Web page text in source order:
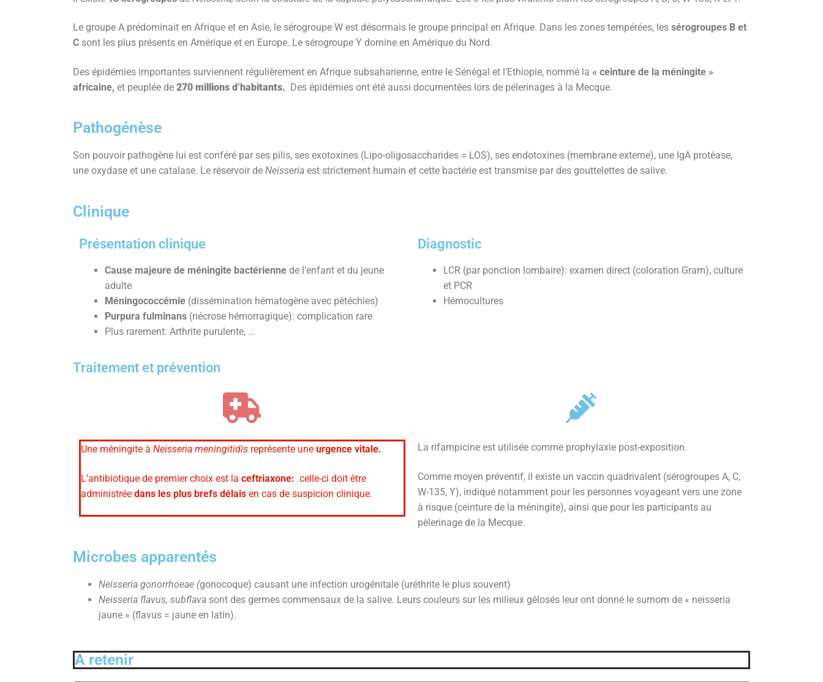
Le groupe A prédominait en Afrique et en Asie, le sérogroupe W est désormais le groupe principal en Afrique. Dans les zones tempérées, les sérogroupes B et
C sont les plus présents en Amérique et en Europe. Le sérogroupe Y domine en Amérique du Nord.
Des épidémies importantes surviennent régulièrement en Afrique subsaharienne, entre le Sénégal et l’Ethiopie, nommé la « ceinture de la méningite »
africaine, et peuplée de 270 millions d’habitants. Des épidémies ont été aussi documentées lors de pélerinages à la Mecque.
Pathogénèse
Son pouvoir pathogène lui est conféré par ses pilis, ses exotoxines (Lipo-oligosaccharides = LOS), ses endotoxines (membrane externe), une IgA protéase,
une oxydase et une catalase. Le réservoir de Neisseria est strictement humain et cette bactérie est transmise par des gouttelettes de salive.
Clinique
Présentation clinique
Cause majeure de méningite bactériennede l’enfant et du jeune
adulte
Méningococcémie(dissémination hématogène avec pétéchies)
Purpura fulminans(nécrose hémorragique): complication rare
Plus rarement: Arthrite purulente, …
Diagnostic
LCR (par ponction lombaire): examen direct (coloration Gram), culture
et PCR
Hémocultures
Traitement et prévention
Une méningite à Neisseria meningitidis représente une urgence vitale.
L’antibiotique de premier choix est la ceftriaxone: celle-ci doit être
administrée dans les plus brefs délais en cas de suspicion clinique.
La rifampicine est utilisée comme prophylaxie post-exposition.
Comme moyen préventif, il existe un vaccin quadrivalent (sérogroupes A, C,
W-135, Y), indiqué notamment pour les personnes voyageant vers une zone
à risque (ceinture de la méningite), ainsi que pour les participants au
pèlerinage de la Mecque.
Microbes apparentés
Neisseria gonorrhoeae (gonocoque) causant une infection urogénitale (uréthrite le plus souvent)
Neisseria flavus, subflava sont des germes commensaux de la salive. Leurs couleurs sur les milieux gélosés leur ont donné le surnom de « neisseria
jaune » (flavus = jaune en latin).
A retenir